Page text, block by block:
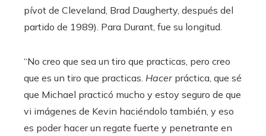
pívot de Cleveland, Brad Daugherty, después del
partido de 1989). Para Durant, fue su longitud.
“No creo que sea un tiro que practicas, pero creo
que es un tiro que practicas. Hacerpráctica, que sé
que Michael practicó mucho y estoy seguro de que
vi imágenes de Kevin haciéndolo también, y eso
es poder hacer un regate fuerte y penetrante en